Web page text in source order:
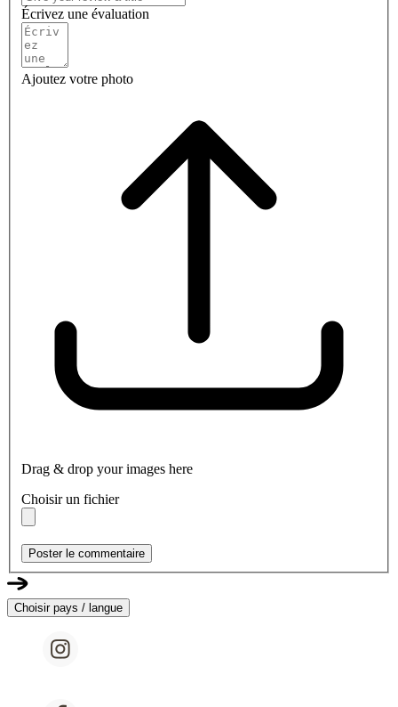
Écrivez une évaluation
Ajoutez votre photo
Drag & drop your images here
Choisir un fichier
Poster le commentaire
Choisir pays / langue